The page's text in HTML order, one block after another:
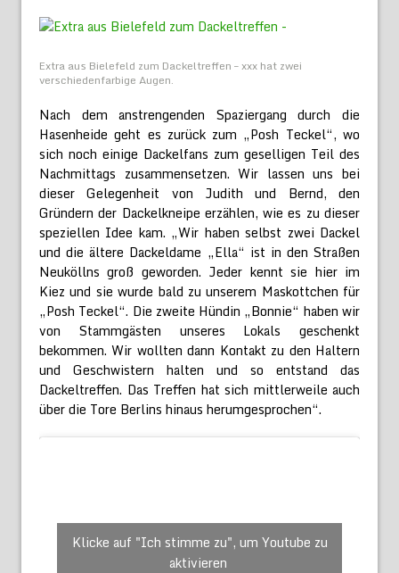
Extra aus Bielefeld zum Dackeltreffen – xxx hat zwei
verschiedenfarbige Augen.
Nach dem anstrengenden Spaziergang durch die
Hasenheide geht es zurück zum „Posh Teckel“, wo
sich noch einige Dackelfans zum geselligen Teil des
Nachmittags zusammensetzen. Wir lassen uns bei
dieser Gelegenheit von Judith und Bernd, den
Gründern der Dackelkneipe erzählen, wie es zu dieser
speziellen Idee kam. „Wir haben selbst zwei Dackel
und die ältere Dackeldame „Ella“ ist in den Straßen
Neuköllns groß geworden. Jeder kennt sie hier im
Kiez und sie wurde bald zu unserem Maskottchen für
„Posh Teckel“. Die zweite Hündin „Bonnie“ haben wir
von Stammgästen unseres Lokals geschenkt
bekommen. Wir wollten dann Kontakt zu den Haltern
und Geschwistern halten und so entstand das
Dackeltreffen. Das Treffen hat sich mittlerweile auch
über die Tore Berlins hinaus herumgesprochen“.
Klicke auf "Ich stimme zu", um Youtube zu
aktivieren